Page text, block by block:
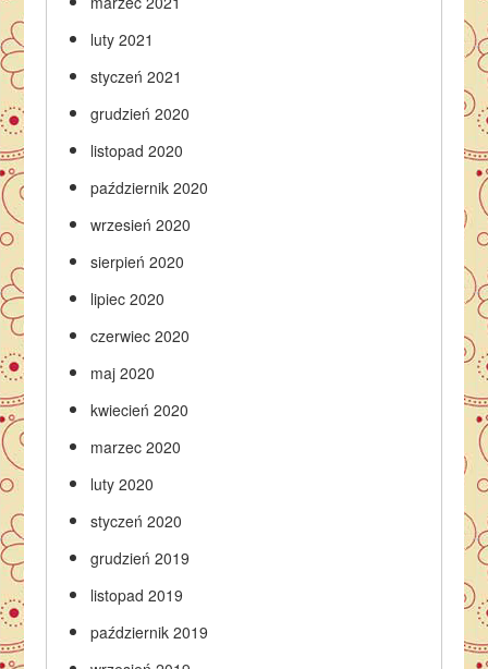
luty 2021
styczeń 2021
grudzień 2020
listopad 2020
październik 2020
wrzesień 2020
sierpień 2020
lipiec 2020
czerwiec 2020
maj 2020
kwiecień 2020
marzec 2020
luty 2020
styczeń 2020
grudzień 2019
listopad 2019
październik 2019